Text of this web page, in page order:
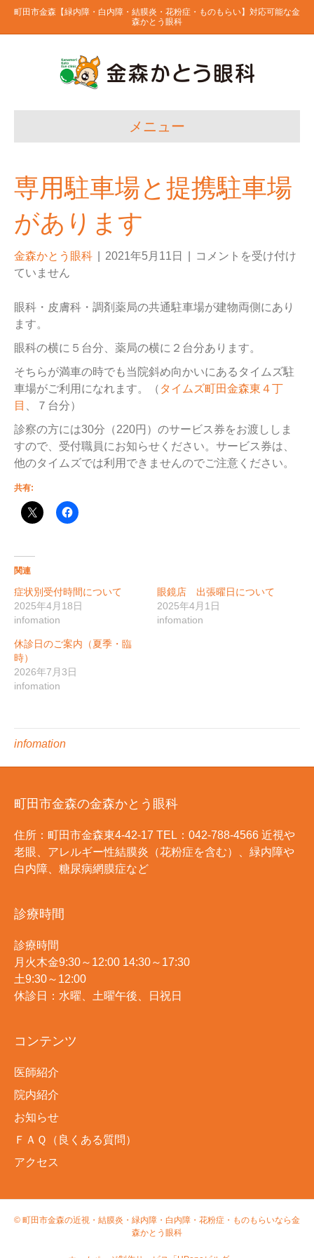
町田市金森【緑内障・白内障・結膜炎・花粉症・ものもらい】対応可能な金
森かとう眼科
メニュー
専用駐車場と提携駐車場
があります
金森かとう眼科 2021年5月11日
コメントを受け付け
ていません
眼科・皮膚科・調剤薬局の共通駐車場が建物両側にあり
ます。
眼科の横に５台分、薬局の横に２台分あります。
そちらが満車の時でも当院斜め向かいにあるタイムズ駐
車場がご利用になれます。（ タイムズ町田金森東４丁
目
、７台分）
診察の方には30分（220円）のサービス券をお渡ししま
すので、受付職員にお知らせください。サービス券は、
他のタイムズでは利用できませんのでご注意ください。
共有:
関連
症状別受付時間について
2025年4月18日
infomation
眼鏡店 出張曜日について
2025年4月1日
infomation
休診日のご案内（夏季・臨
時）
2026年7月3日
infomation
infomation
町田市金森の金森かとう眼科
住所：町田市金森東4-42-17 TEL：042-788-4566 近視や
老眼、アレルギー性結膜炎（花粉症を含む）、緑内障や
白内障、糖尿病網膜症など
診療時間
診療時間
月火木金9:30～12:00 14:30～17:30
土9:30～12:00
休診日：水曜、土曜午後、日祝日
コンテンツ
医師紹介
院内紹介
お知らせ
ＦＡＱ（良くある質問）
アクセス
© 町田市金森の近視・結膜炎・緑内障・白内障・花粉症・ものもらいなら金
森かとう眼科